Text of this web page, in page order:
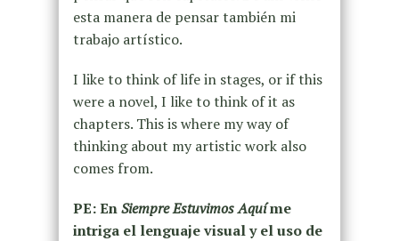
esta manera de pensar también mi
trabajo artístico.
I like to think of life in stages, or if this
were a novel, I like to think of it as
chapters. This is where my way of
thinking about my artistic work also
comes from.
PE: EnSiempre Estuvimos Aquíme
intriga el lenguaje visual y el uso de